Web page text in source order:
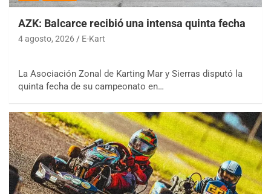
AZK: Balcarce recibió una intensa quinta fecha
4 agosto, 2026 E-Kart
La Asociación Zonal de Karting Mar y Sierras disputó la
quinta fecha de su campeonato en…